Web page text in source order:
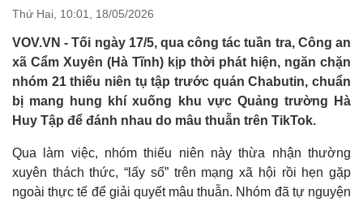
Thứ Hai, 10:01, 18/05/2026
VOV.VN - Tối ngày 17/5, qua công tác tuần tra, Công an
xã Cẩm Xuyên (Hà Tĩnh) kịp thời phát hiện, ngăn chặn
nhóm 21 thiếu niên tụ tập trước quán Chabutin, chuẩn
bị mang hung khí xuống khu vực Quảng trường Hà
Huy Tập để đánh nhau do mâu thuẫn trên TikTok.
Qua làm việc, nhóm thiếu niên này thừa nhận thường
xuyên thách thức, “lấy số” trên mạng xã hội rồi hẹn gặp
ngoài thực tế để giải quyết mâu thuẫn. Nhóm đã tự nguyện